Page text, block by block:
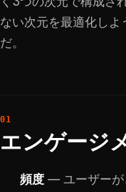
ない次元を最適化し
だ。
エンゲージ
頻度 — ユーザーが